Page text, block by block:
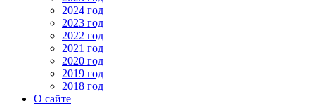
2024 год
2023 год
2022 год
2021 год
2020 год
2019 год
2018 год
О сайте